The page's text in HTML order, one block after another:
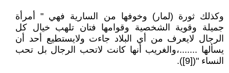
وكذلك ثورة (لمار) وخوفها من السارية فهي " أمرأة
جميلة وقوية الشخصية وقوامها فتان تلهب خيال كل
الرجال لايعرف من أي البلاد جاءت ولايستطيع أحد أن
يسألها .......،والغريب أنها كانت لاتحب الرجال بل تحب
النساء "([9]).